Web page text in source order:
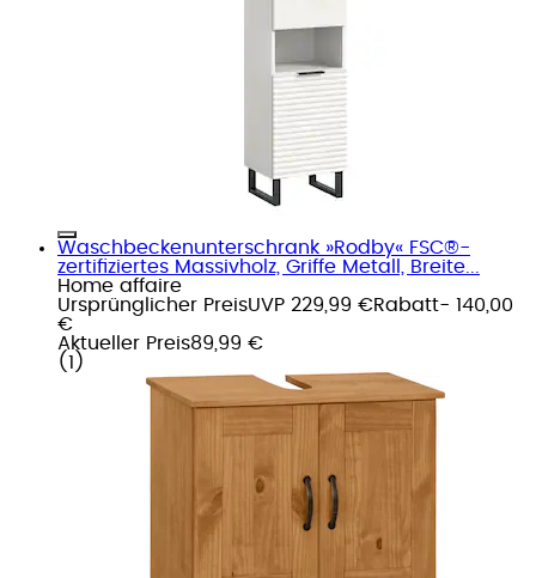
Waschbeckenunterschrank »Rodby« FSC®-
zertifiziertes Massivholz, Griffe Metall, Breite...
Home affaire
Ursprünglicher PreisUVP 229,99 €Rabatt- 140,00
€
Aktueller Preis89,99 €
( 1 )